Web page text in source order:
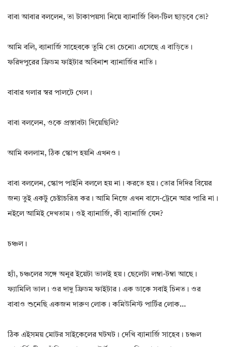
বাবা আবার বললেন, তা টাকাপয়সা নিয়ে ব্যানার্জি বিল-টিল ছাড়বে তো?
আমি বলি, ব্যানার্জি সাহেবকে তুমি তো চেনো৷ এসেছে এ বাড়িতে।
ফরিদপুরের ফ্রিডম ফাইটার অবিনাশ ব্যানার্জির নাতি।
বাবার গলার স্বর পালটে গেল।
বাবা বললেন, ওকে প্রস্তাবটা দিয়েছিলি?
আমি বললাম, ঠিক স্কোপ হয়নি এখনও।
বাবা বললেন, স্কোপ পাইনি বললে হয় না। করতে হয়। তোর দিদির বিয়ের
জন্য তুই একটু চেষ্টাচরিত্র কর। আমি নিজে এখন বাসে-ট্রেনে আর পারি না।
নইলে আমিই দেখতাম। ওই ব্যানার্জি, কী ব্যানার্জি যেন?
চঞ্চল।
হ্যাঁ, চঞ্চলের সঙ্গে অনুর ইয়েটা ভালই হয়। ছেলেটা লম্বা-টম্বা আছে।
ফ্যামিলি ভাল। ওর দাদু ফ্রিডম ফাইটার। এক ডাকে সবাই চিনত। ওর
বাবাও শুনেছি একজন দারুণ লোক। কমিউনিস্ট পার্টির লোক…
ঠিক এইসময় মোটর সাইকেলের ঘটঘট। দেখি ব্যানার্জি সাহেব। চঞ্চল